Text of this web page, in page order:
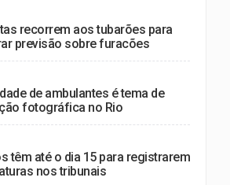
recorrem aos tubarões para
previsão sobre furacões
de ambulantes é tema de
fotográfica no Rio
têm até o dia 15 para registrarem
nos tribunais